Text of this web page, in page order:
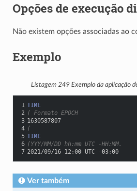
Opções de execução
Não existem opções associadas ao
Exemplo
Listagem 249 Exemplo da aplicação
1 TIME
2 ( Formato EPOCH
3 1630587807
4 (
5 TIME
6 (YYY/MM/DD hh:mm UTC -HH:MM.
7 2021/09/16 12:00 UTC -03:00
Ver também